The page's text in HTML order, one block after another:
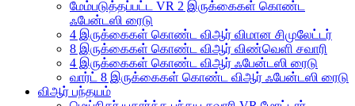
மேம்படுத்தப்பட்ட VR 2 இருக்கைகள் கொண்ட
ஃபேன்டஸி ரைடு
4 இருக்கைகள் கொண்ட விஆர் விமான சிமுலேட்டர்
8 இருக்கைகள் கொண்ட விஆர் விண்வெளி சவாரி
4 இருக்கைகள் கொண்ட விஆர் ஃபேன்டஸி ரைடு
வார்ட் 8 இருக்கைகள் கொண்ட விஆர் ஃபேன்டஸி ரைடு
விஆர் பந்தயம்